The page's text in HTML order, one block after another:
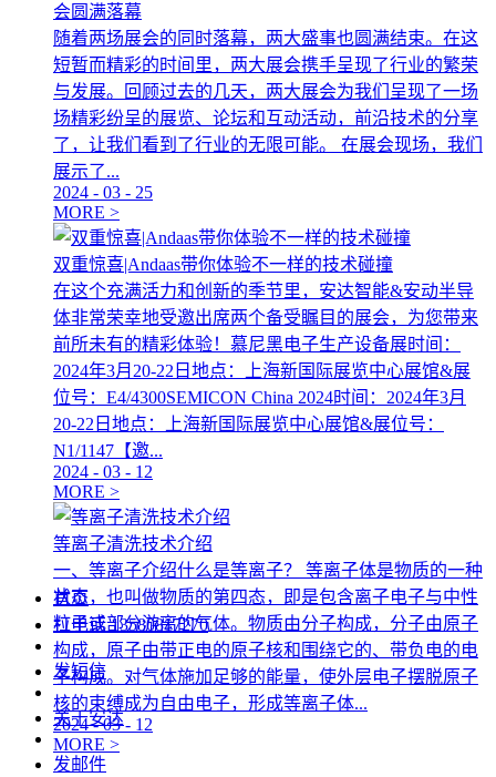
会圆满落幕
随着两场展会的同时落幕，两大盛事也圆满结束。在这
短暂而精彩的时间里，两大展会携手呈现了行业的繁荣
与发展。回顾过去的几天，两大展会为我们呈现了一场
场精彩纷呈的展览、论坛和互动活动，前沿技术的分享
了，让我们看到了行业的无限可能。 在展会现场，我们
展示了...
2024 - 03 - 25
MORE >
双重惊喜|Andaas带你体验不一样的技术碰撞
在这个充满活力和创新的季节里，安达智能&安动半导
体非常荣幸地受邀出席两个备受瞩目的展会，为您带来
前所未有的精彩体验！慕尼黑电子生产设备展时间：
2024年3月20-22日地点：上海新国际展览中心展馆&展
位号：E4/4300SEMICON China 2024时间：2024年3月
20-22日地点：上海新国际展览中心展馆&展位号：
N1/1147【邀...
2024 - 03 - 12
MORE >
等离子清洗技术介绍
一、等离子介绍什么是等离子？ 等离子体是物质的一种
状态，也叫做物质的第四态，即是包含离子电子与中性
粒子或部分游离的气体。物质由分子构成，分子由原子
构成，原子由带正电的原子核和围绕它的、带负电的电
子构成。对气体施加足够的能量，使外层电子摆脱原子
核的束缚成为自由电子，形成等离子体...
2024 - 03 - 12
MORE >
首页
打电话 13580817270
发短信
关于安达
发邮件